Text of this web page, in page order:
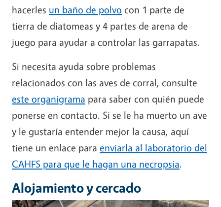
hacerles un baño de polvo con 1 parte de
tierra de diatomeas y 4 partes de arena de
juego para ayudar a controlar las garrapatas.
Si necesita ayuda sobre problemas
relacionados con las aves de corral, consulte
este organigrama para saber con quién puede
ponerse en contacto. Si se le ha muerto un ave
y le gustaría entender mejor la causa, aquí
tiene un enlace para enviarla al laboratorio del
CAHFS para que le hagan una necropsia.
Alojamiento y cercado